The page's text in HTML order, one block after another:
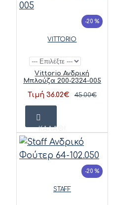
-20 %
VITTORIO
Vittorio Ανδρική
Μπλούζα 200-2324-005
Τιμή 36.02€ 45.00€
ΚΑΛΆΘΙ
-20 %
STAFF